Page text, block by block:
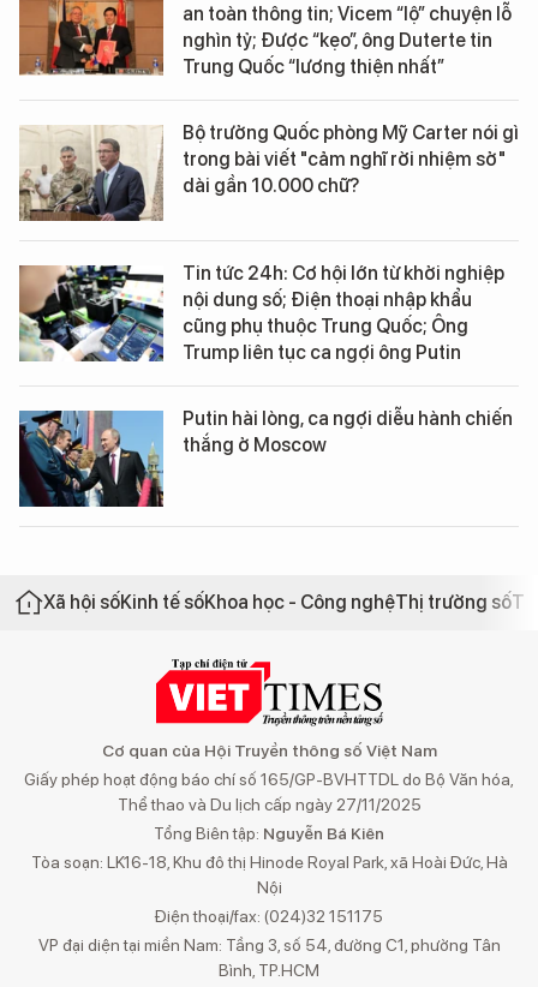
an toàn thông tin; Vicem “lộ” chuyện lỗ
nghìn tỷ; Được “kẹo”, ông Duterte tin
Trung Quốc “lương thiện nhất”
Bộ trưởng Quốc phòng Mỹ Carter nói gì
trong bài viết "cảm nghĩ rời nhiệm sở"
dài gần 10.000 chữ?
Tin tức 24h: Cơ hội lớn từ khởi nghiệp
nội dung số; Điện thoại nhập khẩu
cũng phụ thuộc Trung Quốc; Ông
Trump liên tục ca ngợi ông Putin
Putin hài lòng, ca ngợi diễu hành chiến
thắng ở Moscow
Xã hội sốKinh tế sốKhoa học - Công nghệThị trường số
Cơ quan của Hội Truyền thông số Việt Nam
Giấy phép hoạt động báo chí số 165/GP-BVHTTDL do Bộ Văn hóa,
Thể thao và Du lịch cấp ngày 27/11/2025
Tổng Biên tập: Nguyễn Bá Kiên
Tòa soạn: LK16-18, Khu đô thị Hinode Royal Park, xã Hoài Đức, Hà
Nội
Điện thoại/fax: (024)32 151175
VP đại diện tại miền Nam: Tầng 3, số 54, đường C1, phường Tân
Bình, TP.HCM